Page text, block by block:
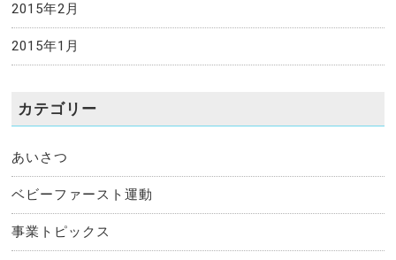
2015年2月
2015年1月
カテゴリー
あいさつ
ベビーファースト運動
事業トピックス